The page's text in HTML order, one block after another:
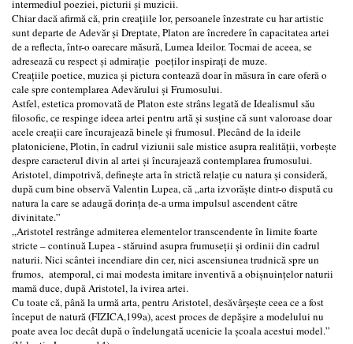
intermediul poeziei, picturii și muzicii.
Chiar dacă afirmă că, prin creațiile lor, persoanele înzestrate cu har artistic
sunt departe de Adevăr și Dreptate, Platon are încredere în capacitatea artei
de a reflecta, într-o oarecare măsură, Lumea Ideilor. Tocmai de aceea, se
adresează cu respect și admirație poeților inspirați de muze.
Creațiile poetice, muzica și pictura contează doar în măsura în care oferă o
cale spre contemplarea Adevărului și Frumosului.
Astfel, estetica promovată de Platon este strâns legată de Idealismul său
filosofic, ce respinge ideea artei pentru artă și susține că sunt valoroase doar
acele creații care încurajează binele și frumosul. Plecând de la ideile
platoniciene, Plotin, în cadrul viziunii sale mistice asupra realității, vorbește
despre caracterul divin al artei și încurajează contemplarea frumosului.
Aristotel, dimpotrivă, definește arta în strictă relație cu natura și consideră,
după cum bine observă Valentin Lupea, că „arta izvorăște dintr-o dispută cu
natura la care se adaugă dorința de-a urma impulsul ascendent către
divinitate.”
„Aristotel restrânge admiterea elementelor transcendente în limite foarte
stricte – continuă Lupea - stăruind asupra frumuseții şi ordinii din cadrul
naturii. Nici scântei incendiare din cer, nici ascensiunea trudnică spre un
frumos, atemporal, ci mai modesta imitare inventivă a obişnuințelor naturii
mamă duce, după Aristotel, la ivirea artei.
Cu toate că, până la urmă arta, pentru Aristotel, desăvârşeşte ceea ce a fost
început de natură (FIZICA,199a), acest proces de depăşire a modelului nu
poate avea loc decât după o îndelungată ucenicie la şcoala acestui model.”